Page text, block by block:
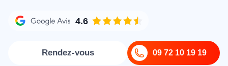
4.6
09 72 10 19 19
Rendez-vous